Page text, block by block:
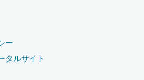
ー
タルサイト